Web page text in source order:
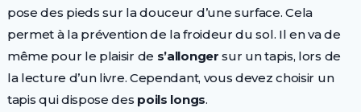
pose des pieds sur la douceur d’une surface. Cela
permet à la prévention de la froideur du sol. Il en va de
même pour le plaisir de s’allonger sur un tapis, lors de
la lecture d’un livre. Cependant, vous devez choisir un
tapis qui dispose des poils longs.